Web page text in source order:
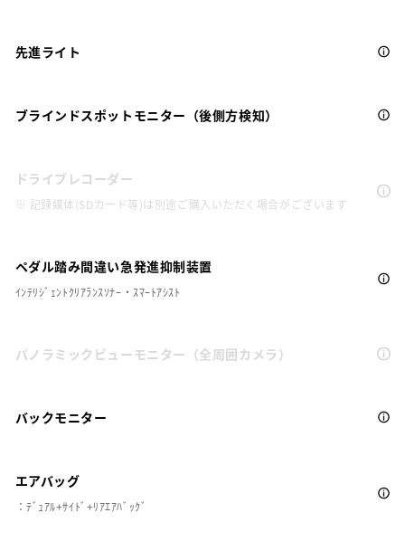
先進ライト
ブラインドスポットモニター（後側方検知）
ドライブレコーダー
※ 記録媒体(SDカード等)は別途ご購入いただく場合がございます
ペダル踏み間違い急発進抑制装置
ｲﾝﾃﾘｼﾞｪﾝﾄｸﾘｱﾗﾝｽｿﾅｰ・ｽﾏｰﾄｱｼｽﾄ
パノラミックビューモニター（全周囲カメラ）
バックモニター
エアバッグ
：ﾃﾞｭｱﾙ+ｻｲﾄﾞ+ﾘｱｴｱﾊﾞｯｸﾞ